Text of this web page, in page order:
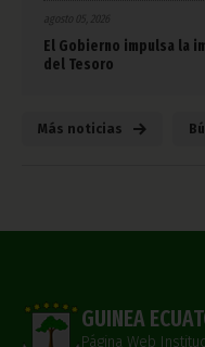
El Gobierno impulsa la
del Tesoro
Más noticias
GUINEA
Página Web